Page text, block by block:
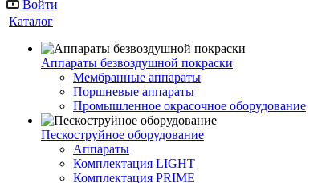
Войти
Каталог
Аппараты безвоздушной покраски
Мембранные аппараты
Поршневые аппараты
Промышленное окрасочное оборудование
Пескоструйное оборудование
Аппараты
Комплектация LIGHT
Комплектация PRIME